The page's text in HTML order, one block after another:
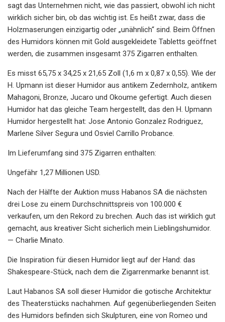
sagt das Unternehmen nicht, wie das passiert, obwohl ich nicht
wirklich sicher bin, ob das wichtig ist. Es heißt zwar, dass die
Holzmaserungen einzigartig oder „unähnlich“ sind. Beim Öffnen
des Humidors können mit Gold ausgekleidete Tabletts geöffnet
werden, die zusammen insgesamt 375 Zigarren enthalten.
Es misst 65,75 x 34,25 x 21,65 Zoll (1,6 m x 0,87 x 0,55). Wie der
H. Upmann ist dieser Humidor aus antikem Zedernholz, antikem
Mahagoni, Bronze, Jucaro und Okoume gefertigt. Auch diesen
Humidor hat das gleiche Team hergestellt, das den H. Upmann
Humidor hergestellt hat: Jose Antonio Gonzalez Rodriguez,
Marlene Silver Segura und Osviel Carrillo Probance.
Im Lieferumfang sind 375 Zigarren enthalten:
Ungefähr 1,27 Millionen USD.
Nach der Hälfte der Auktion muss Habanos SA die nächsten
drei Lose zu einem Durchschnittspreis von 100.000 €
verkaufen, um den Rekord zu brechen. Auch das ist wirklich gut
gemacht, aus kreativer Sicht sicherlich mein Lieblingshumidor.
— Charlie Minato.
Die Inspiration für diesen Humidor liegt auf der Hand: das
Shakespeare-Stück, nach dem die Zigarrenmarke benannt ist.
Laut Habanos SA soll dieser Humidor die gotische Architektur
des Theaterstücks nachahmen. Auf gegenüberliegenden Seiten
des Humidors befinden sich Skulpturen, eine von Romeo und